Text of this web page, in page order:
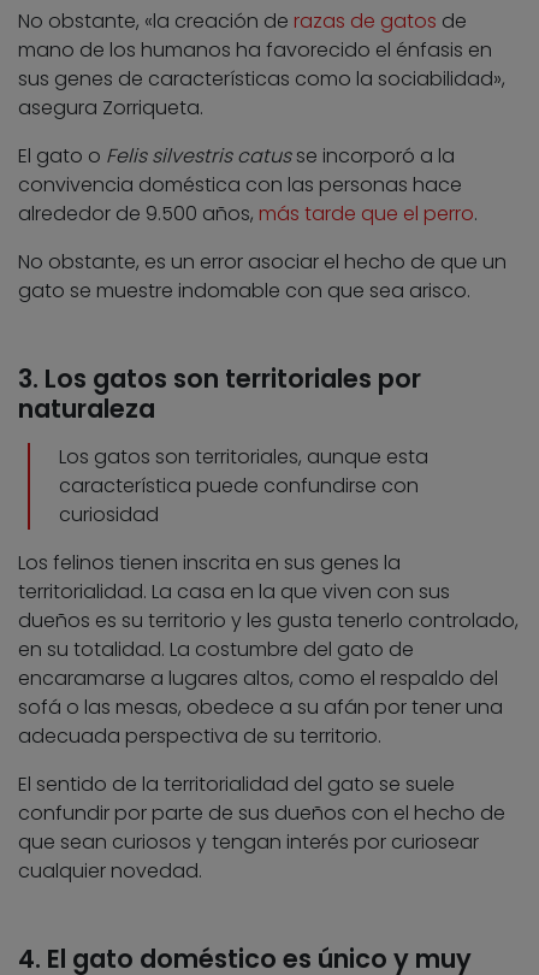
No obstante, «la creación de razas de gatos de
mano de los humanos ha favorecido el énfasis en
sus genes de características como la sociabilidad»,
asegura Zorriqueta.
El gato o Felis silvestris catusse incorporó a la
convivencia doméstica con las personas hace
alrededor de 9.500 años, más tarde que el perro.
No obstante, es un error asociar el hecho de que un
gato se muestre indomable con que sea arisco.
3. Los gatos son territoriales por
naturaleza
Los gatos son territoriales, aunque esta
característica puede confundirse con
curiosidad
Los felinos tienen inscrita en sus genes la
territorialidad. La casa en la que viven con sus
dueños es su territorio y les gusta tenerlo controlado,
en su totalidad. La costumbre del gato de
encaramarse a lugares altos, como el respaldo del
sofá o las mesas, obedece a su afán por tener una
adecuada perspectiva de su territorio.
El sentido de la territorialidad del gato se suele
confundir por parte de sus dueños con el hecho de
que sean curiosos y tengan interés por curiosear
cualquier novedad.
4. El gato doméstico es único y muy